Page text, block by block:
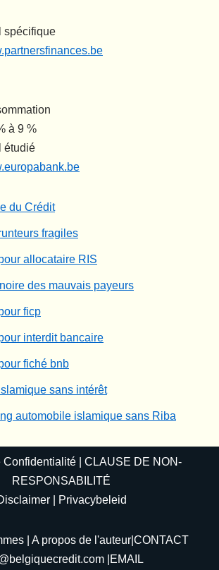
spécifique
à 9 %
étudié
du Crédit
fragiles
allocataire RIS
des mauvais payeurs
ficp
interdit bancaire
fiché bnb
sans intérêt
automobile islamique sans Riba
Confidentialité
CLAUSE DE NON-
RESPONSABILITÉ
| Privacybeleid
A propos de l'auteur |CONTACT
|EMAIL